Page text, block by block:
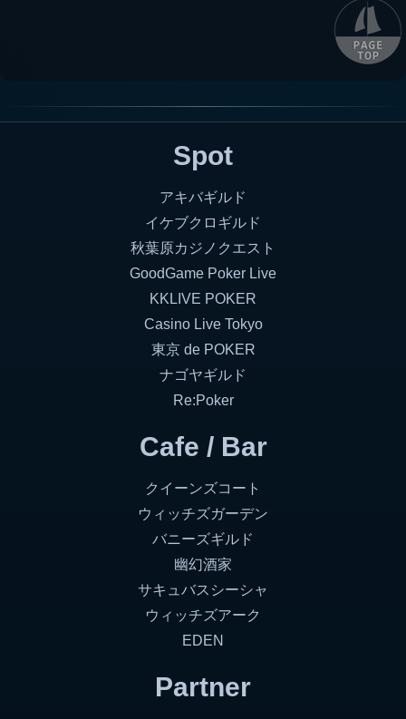
Spot
アキバギルド
イケブクロギルド
秋葉原カジノクエスト
GoodGame Poker Live
KKLIVE POKER
Casino Live Tokyo
東京 de POKER
ナゴヤギルド
Re:Poker
Cafe / Bar
クイーンズコート
ウィッチズガーデン
バニーズギルド
幽幻酒家
サキュバスシーシャ
ウィッチズアーク
EDEN
Partner